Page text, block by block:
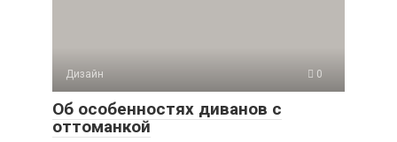
Дизайн 0
Об особенностях диванов с
оттоманкой